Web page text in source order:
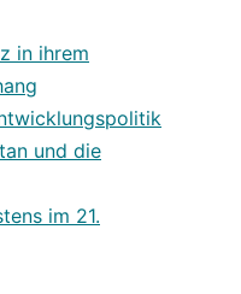
in ihrem
und die
im 21.